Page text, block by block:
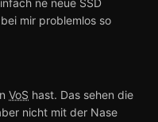
ne neue SSD
mir problemlos so
VoS hast. Das sehen die
nicht mit der Nase